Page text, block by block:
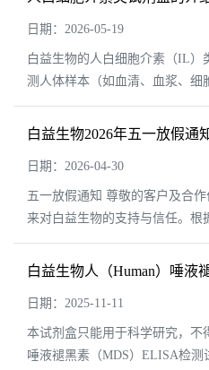
日期：2026-05-19
白益生物的人白细胞介素（IL
测人体样本（如血清、血浆、
素含量的科研工具。下面这个表
快速了解。 试剂盒工作原理 白...
白益生物2026年五一放假通
日期：2026-04-30
五一放假通知 尊敬的客户及合
来对白益生物的支持与信任。根
我司实际情况，现将2026年五
假时间： ...
白益生物人（Human）唾液
试剂盒说明书
日期：2025-11-11
本试剂盒只能用于科学研究，不
唾液褪黑素（MDS）ELISA检